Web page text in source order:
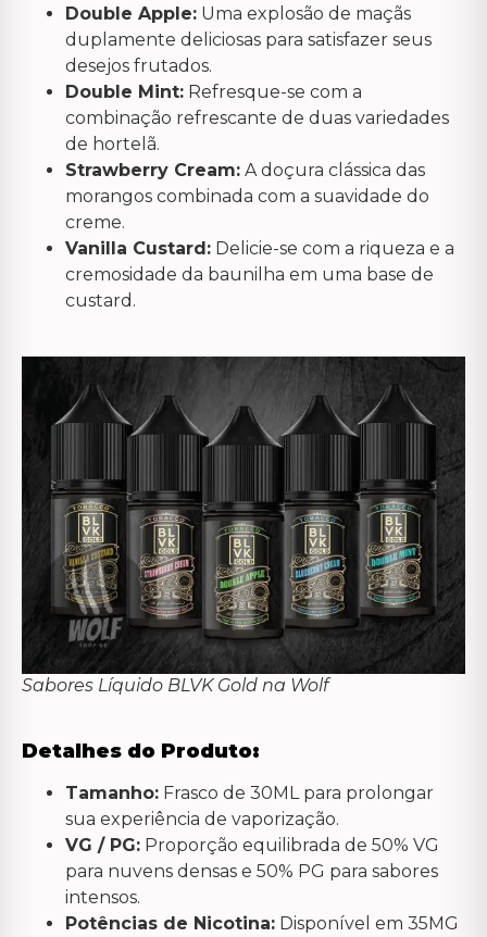
Double Apple: Uma explosão de maçãs
duplamente deliciosas para satisfazer seus
desejos frutados.
Double Mint: Refresque-se com a
combinação refrescante de duas variedades
de hortelã.
Strawberry Cream: A doçura clássica das
morangos combinada com a suavidade do
creme.
Vanilla Custard: Delicie-se com a riqueza e a
cremosidade da baunilha em uma base de
custard.
Sabores Líquido BLVK Gold na Wolf
Detalhes do Produto:
Tamanho: Frasco de 30ML para prolongar
sua experiência de vaporização.
VG / PG: Proporção equilibrada de 50% VG
para nuvens densas e 50% PG para sabores
intensos.
Potências de Nicotina: Disponível em 35MG